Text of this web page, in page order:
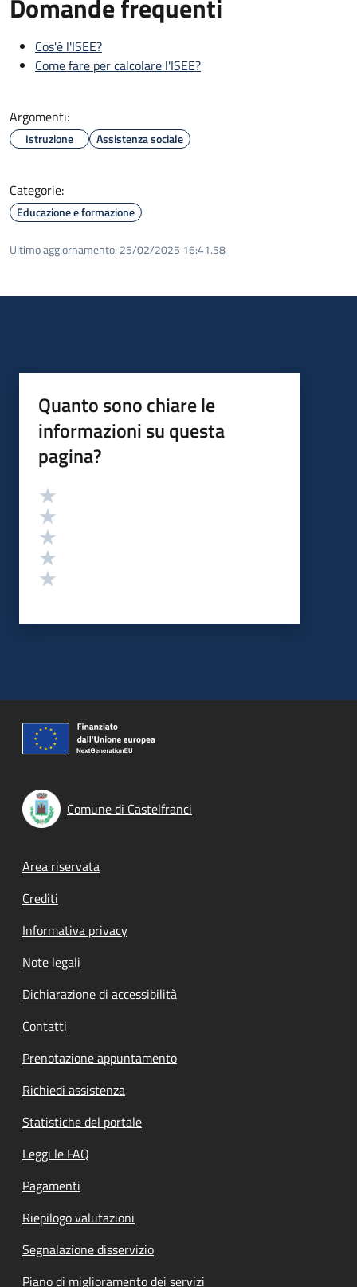
Domande frequenti
Cos'è l'ISEE?
Come fare per calcolare l'ISEE?
Argomenti:
Istruzione Assistenza sociale
Categorie:
Educazione e formazione
Ultimo aggiornamento: 25/02/2025 16:41.58
Quanto sono chiare le
informazioni su questa
pagina?
Valutazione
Comune di Castelfranci
Footer menu
Area riservata
Crediti
Informativa privacy
Note legali
Dichiarazione di accessibilità
Contatti
Prenotazione appuntamento
Richiedi assistenza
Statistiche del portale
Leggi le FAQ
Pagamenti
Riepilogo valutazioni
Segnalazione disservizio
Piano di miglioramento dei servizi